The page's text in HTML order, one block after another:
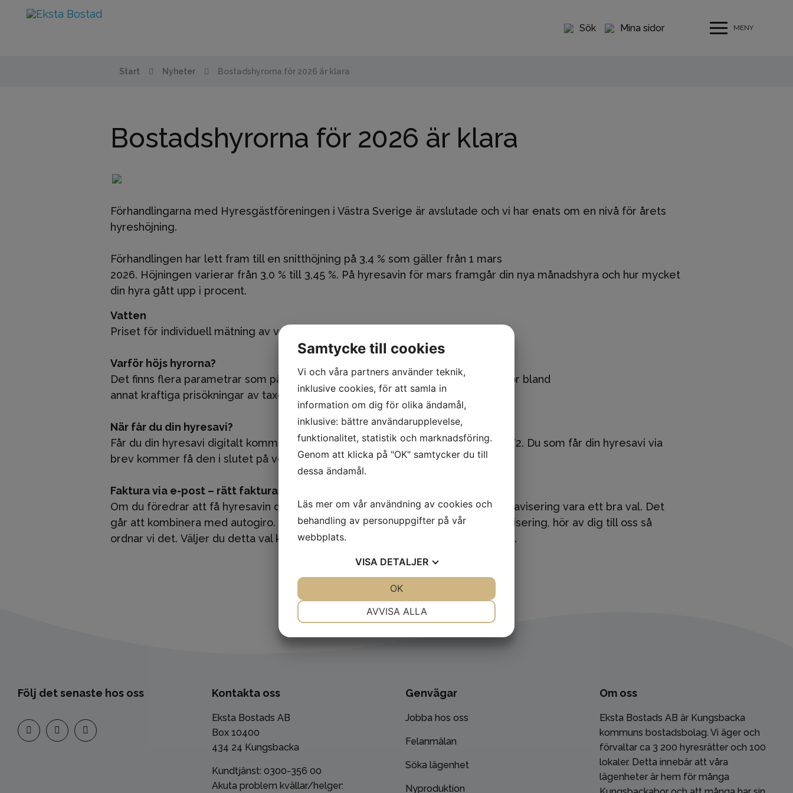
Sök Mina sidor MENY
Start Nyheter Bostadshyrorna för 2026 är klara
Bostadshyrorna för 2026 är klara
Förhandlingarna med Hyresgästföreningen i Västra Sverige är avslutade och vi har enats om en nivå för årets
hyreshöjning.
Förhandlingen har lett fram till en snitthöjning på 3,4 % som gäller från 1 mars
2026. Höjningen varierar från 3,0 % till 3,45 %. På hyresavin för mars framgår din nya månadshyra och hur mycket
din hyra gått upp i procent.
Vatten
Priset för individuell mätning av varm- och kallvatten är oförändrat.
Varför höjs hyrorna?
Det finns flera parametrar som påverkar årets hyreshöjning. Det är kostnader för bland
annat kraftiga prisökningar av taxor så som el, fjärrvärme, vatten och avfall.
När får du din hyresavi?
Får du din hyresavi digitalt kommer du att få den under eftermiddagen idag 16/2. Du som får din hyresavi via
brev kommer få den i slutet på veckan
Faktura via e-post – rätt faktura direkt i din mejl
Om du föredrar att få hyresavin digitalt men inte använder e-faktura kan e-postavisering vara ett bra val. Det
går att kombinera med autogiro. Om du är intresserade av att byta till e-postavisering, hör av dig till oss så
ordnar vi det. Väljer du detta val kommer det att börja gälla från nästa avisering.
Följ det senaste hos oss Kontakta oss
Eksta Bostads AB
Box 10400
434 24 Kungsbacka
Kundtjänst: 0300-356 00
Akuta problem kvällar/helger:
Genvägar
Jobba hos oss
Felanmälan
Söka lägenhet
Nyproduktion
Om oss
Eksta Bostads AB är Kungsbacka
kommuns bostadsbolag. Vi äger och
förvaltar ca 3 200 hyresrätter och 100
lokaler. Detta innebär att våra
lägenheter är hem för många
Samtycke till cookies
Vi och våra partners använder teknik,
inklusive cookies, för att samla in
information om dig för olika ändamål,
inklusive: bättre användarupplevelse,
funktionalitet, statistik och marknadsföring.
Genom att klicka på "OK" samtycker du till
dessa ändamål.
Läs mer om vår användning av cookies och
behandling av personuppgifter på vår
webbplats.
VISA DETALJER
AVVISA ALLA
OK